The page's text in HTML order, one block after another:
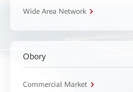
Wide Area Network
Obory
Commercial Market